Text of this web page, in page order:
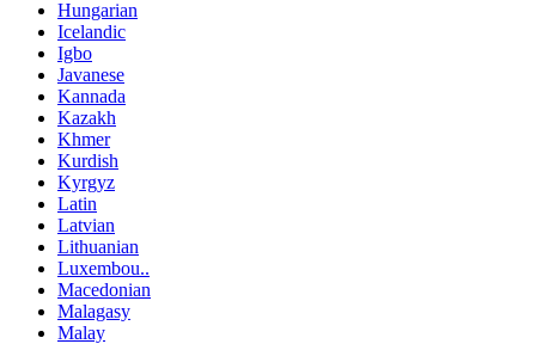
Hungarian
Icelandic
Igbo
Javanese
Kannada
Kazakh
Khmer
Kurdish
Kyrgyz
Latin
Latvian
Lithuanian
Luxembou..
Macedonian
Malagasy
Malay